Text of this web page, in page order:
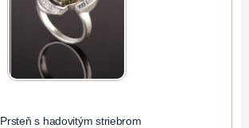
Prsteň s hadovitým striebrom